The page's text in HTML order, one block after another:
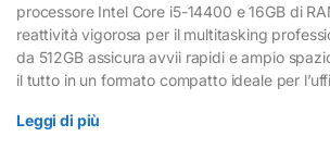
processore Intel Core i5-14400 e 16GB di
reattività vigorosa per il multitasking
da 512GB assicura avvii rapidi e ampio
il tutto in un formato compatto ideale per
Leggi di più